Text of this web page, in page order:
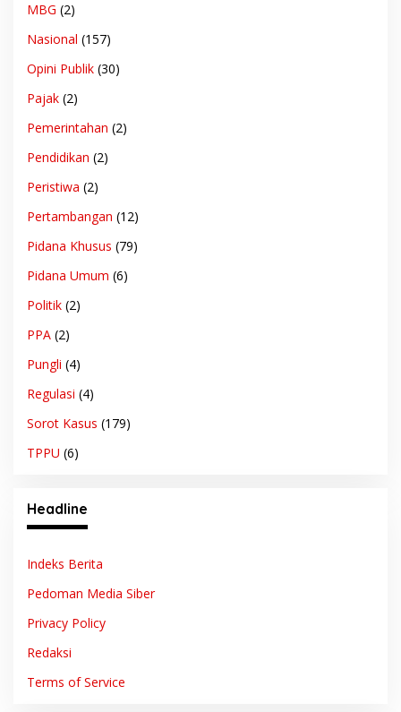
MBG (2)
Nasional (157)
Opini Publik (30)
Pajak (2)
Pemerintahan (2)
Pendidikan (2)
Peristiwa (2)
Pertambangan (12)
Pidana Khusus (79)
Pidana Umum (6)
Politik (2)
PPA (2)
Pungli (4)
Regulasi (4)
Sorot Kasus (179)
TPPU (6)
Headline
Indeks Berita
Pedoman Media Siber
Privacy Policy
Redaksi
Terms of Service